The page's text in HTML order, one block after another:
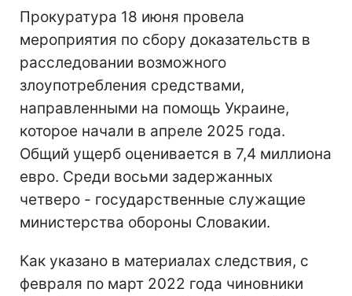
Прокуратура 18 июня провела
мероприятия по сбору доказательств в
расследовании возможного
злоупотребления средствами,
направленными на помощь Украине,
которое начали в апреле 2025 года.
Общий ущерб оценивается в 7,4 миллиона
евро. Среди восьми задержанных
четверо - государственные служащие
министерства обороны Словакии.
Как указано в материалах следствия, с
февраля по март 2022 года чиновники